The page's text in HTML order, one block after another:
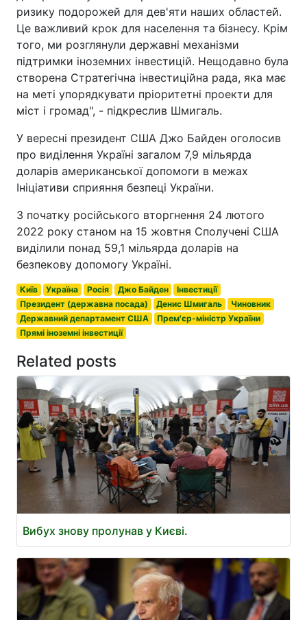
ризику подорожей для дев'яти наших областей.
Це важливий крок для населення та бізнесу. Крім
того, ми розглянули державні механізми
підтримки іноземних інвестицій. Нещодавно була
створена Стратегічна інвестиційна рада, яка має
на меті упорядкувати пріоритетні проекти для
міст і громад", - підкреслив Шмигаль.
У вересні президент США Джо Байден оголосив
про виділення Україні загалом 7,9 мільярда
доларів американської допомоги в межах
Ініціативи сприяння безпеці України.
З початку російського вторгнення 24 лютого
2022 року станом на 15 жовтня Сполучені США
виділили понад 59,1 мільярда доларів на
безпекову допомогу Україні.
Київ Україна Росія Джо Байден
Інвестиції
Президент (державна посада)
Денис Шмигаль
Чиновник
Державний департамент США
Прем'єр-міністр України
Прямі іноземні інвестиції
Related posts
Вибух знову пролунав у Києві.